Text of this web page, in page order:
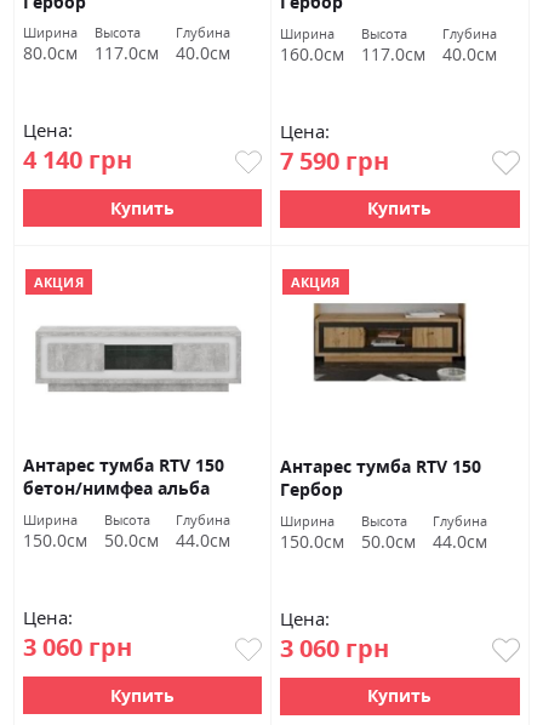
Ширина
80.0см
Высота
117.0см
Глубина
40.0см
Цена:
4 140 грн
Купить
Ширина
160.0см
Высота
117.0см
Глубина
40.0см
Цена:
7 590 грн
Купить
АКЦИЯ
Антарес тумба RTV 150
бетон/нимфеа альба
Гербор
Ширина
150.0см
Высота
50.0см
Глубина
44.0см
Цена:
3 060 грн
Купить
АКЦИЯ
Антарес тумба RTV 150
Гербор
Ширина
150.0см
Высота
50.0см
Глубина
44.0см
Цена:
3 060 грн
Купить